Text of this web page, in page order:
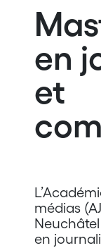
en
et
médias
en